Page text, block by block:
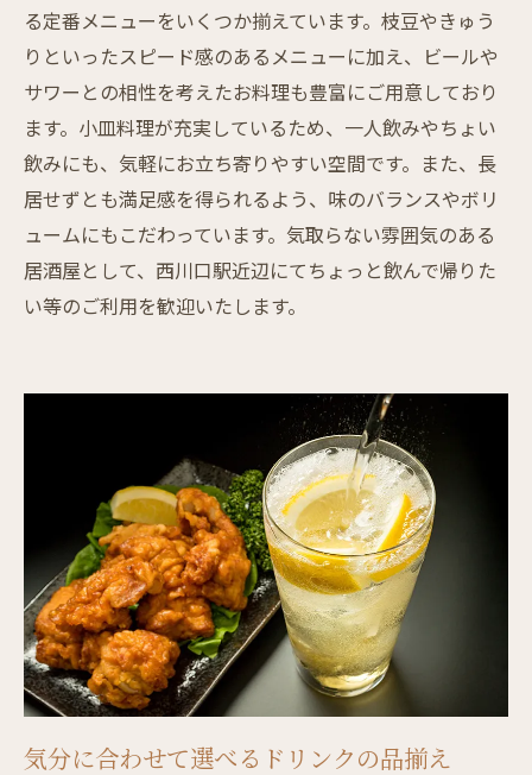
る定番メニューをいくつか揃えています。枝豆やきゅう
りといったスピード感のあるメニューに加え、ビールや
サワーとの相性を考えたお料理も豊富にご用意しており
ます。小皿料理が充実しているため、一人飲みやちょい
飲みにも、気軽にお立ち寄りやすい空間です。また、長
居せずとも満足感を得られるよう、味のバランスやボリ
ュームにもこだわっています。気取らない雰囲気のある
居酒屋として、西川口駅近辺にてちょっと飲んで帰りた
い等のご利用を歓迎いたします。
気分に合わせて選べるドリンクの品揃え